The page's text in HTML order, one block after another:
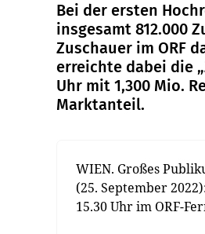
Bei der ersten
insgesamt 812.000
Zuschauer im ORF
erreichte dabei die
Uhr mit 1,300 Mio.
Marktanteil.
WIEN. Großes
(25. September
15.30 Uhr im ORF-